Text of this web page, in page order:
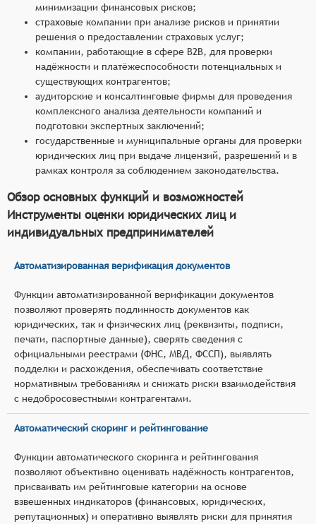
минимизации финансовых рисков;
страховые компании при анализе рисков и принятии
решения о предоставлении страховых услуг;
компании, работающие в сфере B2B, для проверки
надёжности и платёжеспособности потенциальных и
существующих контрагентов;
аудиторские и консалтинговые фирмы для проведения
комплексного анализа деятельности компаний и
подготовки экспертных заключений;
государственные и муниципальные органы для проверки
юридических лиц при выдаче лицензий, разрешений и в
рамках контроля за соблюдением законодательства.
Обзор основных функций и возможностей
Инструменты оценки юридических лиц и
индивидуальных предпринимателей
Автоматизированная верификация документов
Функции автоматизированной верификации документов
позволяют проверять подлинность документов как
юридических, так и физических лиц (реквизиты, подписи,
печати, паспортные данные), сверять сведения с
официальными реестрами (ФНС, МВД, ФССП), выявлять
подделки и расхождения, обеспечивать соответствие
нормативным требованиям и снижать риски взаимодействия
с недобросовестными контрагентами.
Автоматический скоринг и рейтингование
Функции автоматического скоринга и рейтингования
позволяют объективно оценивать надёжность контрагентов,
присваивать им рейтинговые категории на основе
взвешенных индикаторов (финансовых, юридических,
репутационных) и оперативно выявлять риски для принятия